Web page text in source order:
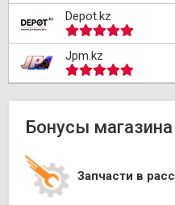
Depot.kz
Jpm.kz
Бонусы магазина
Запчасти в